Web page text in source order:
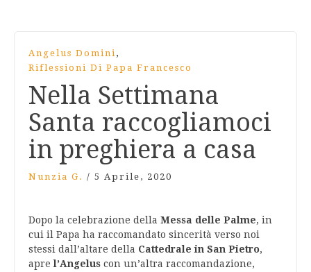
Angelus Domini,
Riflessioni Di Papa Francesco
Nella Settimana
Santa raccogliamoci
in preghiera a casa
Nunzia G. / 5 Aprile, 2020
Dopo la celebrazione della Messa delle Palme, in
cui il Papa ha raccomandato sincerità verso noi
stessi dall’altare della Cattedrale in San Pietro,
aprel’Angelus con un’altra raccomandazione,